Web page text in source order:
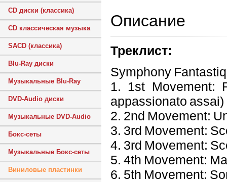
CD диски (классика)
CD классическая музыка
SACD (классика)
Blu-Ray диски
Музыкальные Blu-Ray
DVD-Audio диски
Музыкальные DVD-Audio
Бокс-сеты
Музыкальные Бокс-сеты
Виниловые пластинки
Описание
Треклист:
Symphony
1. 1st Movement:
appassionato assai)
2. 2nd Movement:
3. 3rd Movement:
4. 3rd Movement:
5. 4th Movement:
6. 5th Movement: